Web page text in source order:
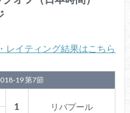
レイティング結果はこちら
19 第7節
1 リバプール